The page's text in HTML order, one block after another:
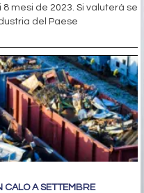
mesi de 2023. Si valuterà se
del Paese
CALO A SETTEMBRE